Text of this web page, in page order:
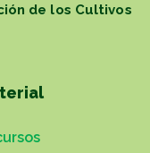
de los Cultivos